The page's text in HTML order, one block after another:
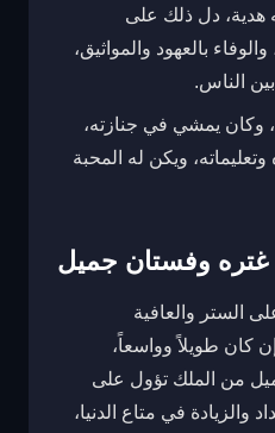
هدية، دل ذلك على
والوفاء بالعهود والمواثيق،
الناس.
وكان يمشي في جنازته،
ويكن له المحبة
وفستان جميل
الستر والعافية
كان طويلاً وواسعاً،
من الملك تؤول على
والزيادة في متاع الدنيا،